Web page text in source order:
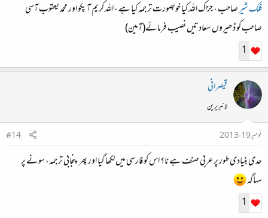
فلک شیرصاحب ، جزاک اللہ کیا خوبصورت ترجمہ کیا ہے ، اللہ کریم آ پکو اور محمد یعقوب آسی
صاحب کو ڈھیروں سعادتیں نصیب فرمائے(آمین)
1
قیصرانی
لائبریرین
نومبر 19، 2013
#14
حدی بنیادی طور پر عربی صنف ہے نا؟ اس کو فارسی میں لکھا گیا اور پھر پنجابی ترجمہ، سونے پر
سہاگہ
1